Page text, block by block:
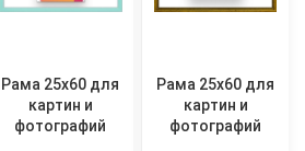
Рама 25x60 для
картин и
фотографий
Рама 25x60 для
картин и
фотографий